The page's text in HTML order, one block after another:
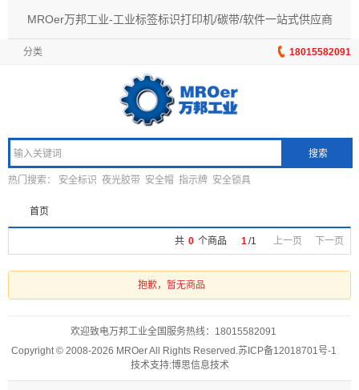
MROer万邦工业-工业标签标识打印机/碳带/软件一站式供应商
18015582091
分类
搜索
热门搜索： 安全标识 夜光胶带 安全帽 指示牌 安全锁具
首页
共 0 个商品 1 /1 上一页 下一页
抱歉，暂无商品
欢迎致电万邦工业全国服务热线： 18015582091
Copyright © 2008-2026 MROer All Rights Reserved. 苏ICP备12018701号-1
技术支持:博思信息技术